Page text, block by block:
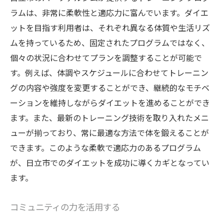
ラムは、非常に柔軟性と適応力に富んでいます。ダイエ
ットを目指す利用者は、それぞれ異なる体質や生活リズ
ムを持っているため、固定されたプログラムではなく、
個々の状況に合わせてプランを調整することが可能で
す。例えば、体調やスケジュールに合わせてトレーニン
グの内容や強度を変更することができ、継続的なモチベ
ーションを維持しながらダイエットを進めることができ
ます。また、最新のトレーニング技術を取り入れたメニ
ューが揃っており、常に最適な方法で体を鍛えることが
できます。このような柔軟で適応力のあるプログラム
が、日立市でのダイエットを成功に導くカギとなってい
ます。
コミュニティの力を活用する